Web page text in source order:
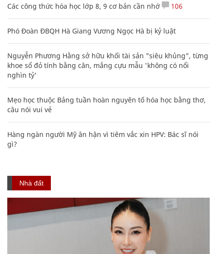
Các công thức hóa học lớp 8, 9 cơ bản cần nhớ 106
Phó Đoàn ĐBQH Hà Giang Vương Ngọc Hà bị kỷ luật
Nguyễn Phương Hằng sở hữu khối tài sản "siêu khủng", từng
khoe sổ đỏ tính bằng cân, mắng cựu mẫu 'không có nổi
nghìn tỷ'
Mẹo học thuộc Bảng tuần hoàn nguyên tố hóa học bằng thơ,
câu nói vui vẻ
Hàng ngàn người Mỹ ân hận vì tiêm vắc xin HPV: Bác sĩ nói
gì?
Nhà đất